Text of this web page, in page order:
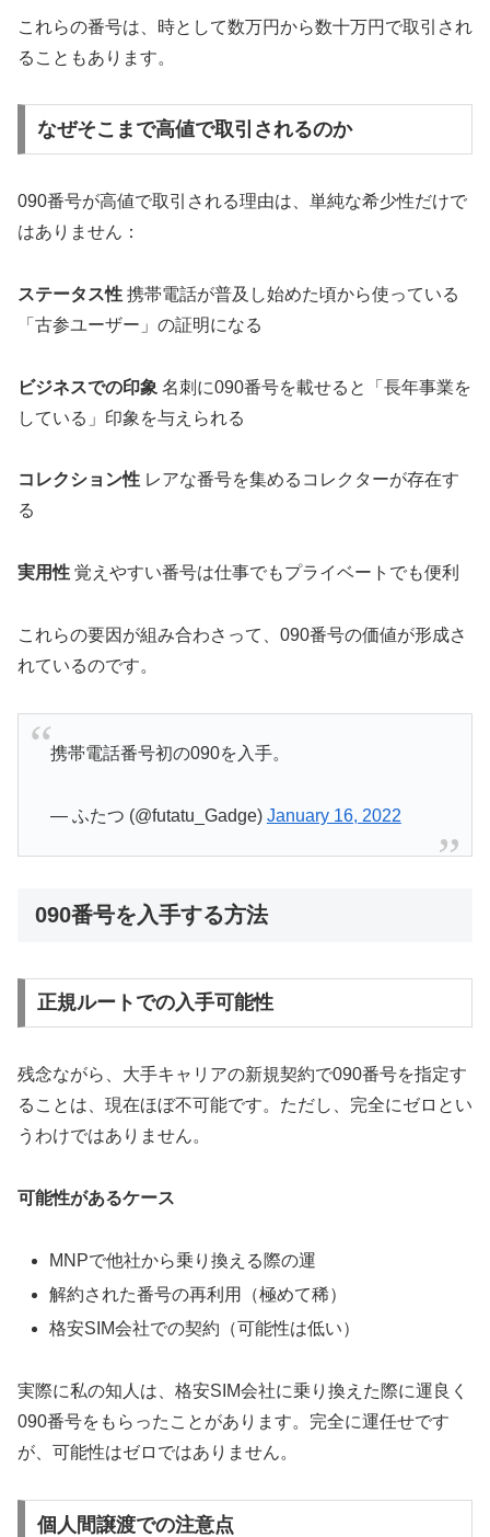
これらの番号は、時として数万円から数十万円で取引され
ることもあります。
なぜそこまで高値で取引されるのか
090番号が高値で取引される理由は、単純な希少性だけで
はありません：
ステータス性 携帯電話が普及し始めた頃から使っている
「古参ユーザー」の証明になる
ビジネスでの印象 名刺に090番号を載せると「長年事業を
している」印象を与えられる
コレクション性 レアな番号を集めるコレクターが存在す
る
実用性 覚えやすい番号は仕事でもプライベートでも便利
これらの要因が組み合わさって、090番号の価値が形成さ
れているのです。
携帯電話番号初の090を入手。
— ふたつ (@futatu_Gadge) January 16, 2022
090番号を入手する方法
正規ルートでの入手可能性
残念ながら、大手キャリアの新規契約で090番号を指定す
ることは、現在ほぼ不可能です。ただし、完全にゼロとい
うわけではありません。
可能性があるケース
MNPで他社から乗り換える際の運
解約された番号の再利用（極めて稀）
格安SIM会社での契約（可能性は低い）
実際に私の知人は、格安SIM会社に乗り換えた際に運良く
090番号をもらったことがあります。完全に運任せです
が、可能性はゼロではありません。
個人間譲渡での注意点